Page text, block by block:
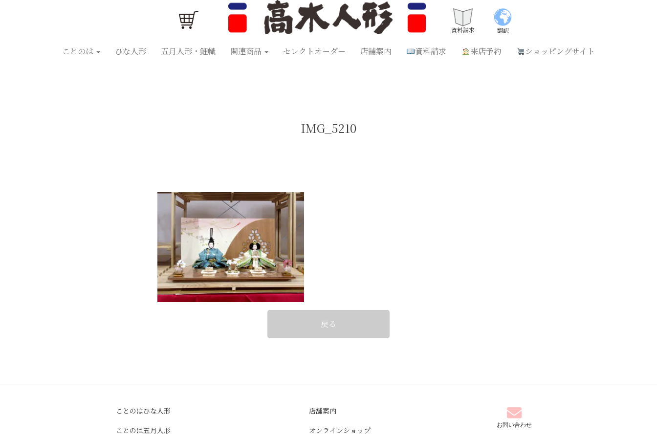
ことのは五月人形 お正月飾り お祝い品 セレクトオーダー 来店予約
資料請求 翻訳
ことのは ひな人形 五月人形・鯉幟 関連商品 セレクトオーダー 店舗案内 資料請求 来店予約 ショッピングサイト
IMG_5210
戻る
ことのはひな人形
ことのは五月人形
店舗案内
オンラインショップ
お問い合わせ